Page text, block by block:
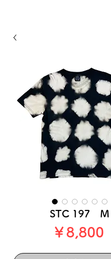
STC 197 M
￥8,800